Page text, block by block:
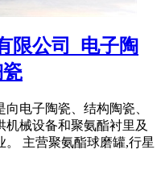
限公司_电子陶
电子陶瓷、结构陶瓷、
械设备和聚氨酯衬里及
主营聚氨酯球磨罐,行星